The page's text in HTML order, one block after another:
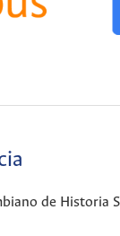
de Historia